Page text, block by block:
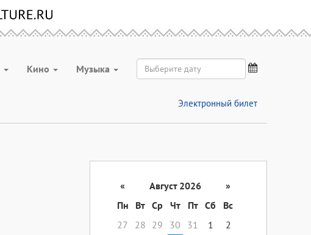
Кино Музыка
Электронный билет
« Август 2026
»
Пн
Вт Ср Чт Пт Сб
Вс
27
28 29 30 31 1
2